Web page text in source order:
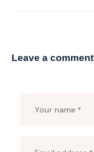
Leave a comment